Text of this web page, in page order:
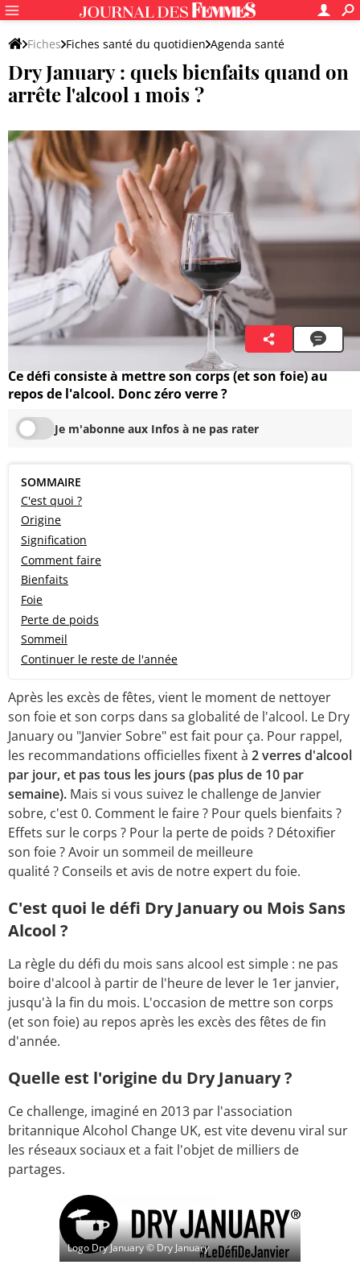
Fiches Fiches santé du quotidien Agenda santé
Dry January : quels bienfaits quand on
arrête l'alcool 1 mois ?
Anaïs Thiébaux
3 janvier 2026 18:30
Ce défi consiste à mettre son corps (et son foie) au
repos de l'alcool. Donc zéro verre ?
Je m'abonne aux Infos à ne pas rater
SOMMAIRE
C'est quoi ?
Origine
Signification
Comment faire
Bienfaits
Foie
Perte de poids
Sommeil
Continuer le reste de l'année
Après les excès de fêtes, vient le moment de nettoyer
son foie et son corps dans sa globalité de l'alcool. Le Dry
January ou "Janvier Sobre" est fait pour ça. Pour rappel,
les recommandations officielles fixent à 2 verres d'alcool
par jour, et pas tous les jours (pas plus de 10 par
semaine). Mais si vous suivez le challenge de Janvier
sobre, c'est 0. Comment le faire ? Pour quels bienfaits ?
Effets sur le corps ? Pour la perte de poids ? Détoxifier
son foie ? Avoir un sommeil de meilleure
qualité ? Conseils et avis de notre expert du foie.
C'est quoi le défi Dry January ou Mois Sans
Alcool ?
La règle du défi du mois sans alcool est simple : ne pas
boire d'alcool à partir de l'heure de lever le 1er janvier,
jusqu'à la fin du mois. L'occasion de mettre son corps
(et son foie) au repos après les excès des fêtes de fin
d'année.
Quelle est l'origine du Dry January ?
Ce challenge, imaginé en 2013 par l'association
britannique Alcohol Change UK, est vite devenu viral sur
les réseaux sociaux et a fait l'objet de milliers de
partages.
Logo Dry January© Dry January